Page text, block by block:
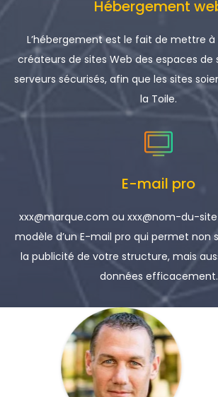
Hébergement
L’hébergement est le fait de mettre à
créateurs de sites Web des espaces de
serveurs sécurisés, afin que les sites
la Toile.
E-mail pro
xxx@marque.com ou xxx@nom-du-
modèle d’un E-mail pro qui permet non
la publicité de votre structure, mais
données efficacement.